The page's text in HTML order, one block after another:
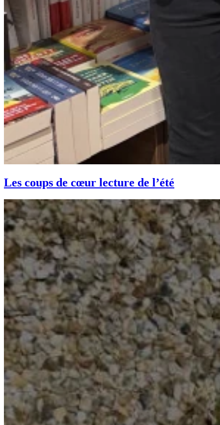
Les coups de cœur lecture de l’été